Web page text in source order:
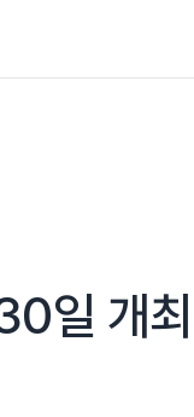
일 개최